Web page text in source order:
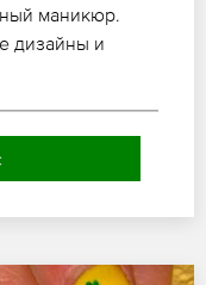
маникюр.
дизайны и